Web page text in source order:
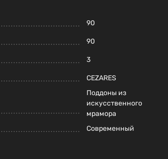
90
90
3
CEZARES
Поддоны из
искусственного
мрамора
Современный